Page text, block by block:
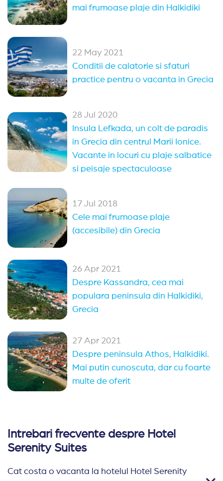
mai frumoase plaje din Halkidiki
22 May 2021
Conditii de calatorie si sfaturi
practice pentru o vacanta in Grecia
28 Jul 2020
Insula Lefkada, un colt de paradis
in Grecia din centrul Marii Ionice.
Vacante in locuri cu plaje salbatice
si peisaje spectaculoase
17 Jul 2018
Cele mai frumoase plaje
(accesibile) din Grecia
26 Apr 2021
Despre Kassandra, cea mai
populara peninsula din Halkidiki,
Grecia
27 Apr 2021
Despre peninsula Athos, Halkidiki.
Mai putin cunoscuta, dar cu foarte
multe de oferit
Intrebari frecvente despre Hotel
Serenity Suites
Cat costa o vacanta la hotelul Hotel Serenity